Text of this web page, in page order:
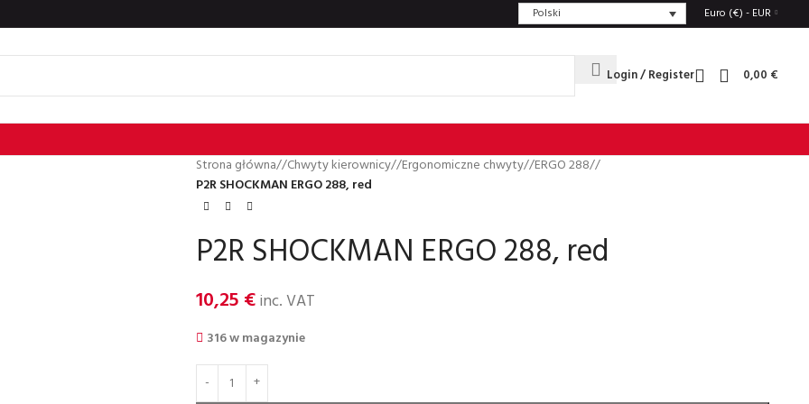
Polski Euro (€) - EUR
Login / Register 0,00 €
Strona główna/ Chwyty kierownicy/ Ergonomiczne chwyty/ ERGO 288/
P2R SHOCKMAN ERGO 288, red
P2R SHOCKMAN ERGO 288, red
10,25 €inc. VAT
316 w magazynie